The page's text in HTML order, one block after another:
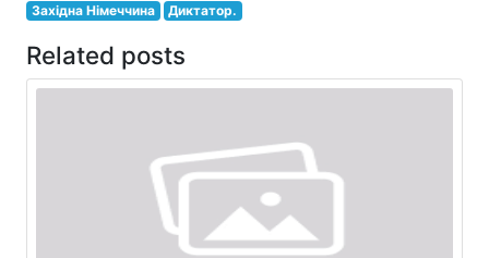
Західна Німеччина
Диктатор.
Related posts